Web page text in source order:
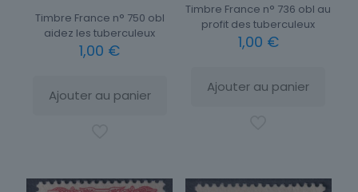
Timbre France n° 750 obl
aidez les tuberculeux
1,00 €
Ajouter au panier
Timbre France n° 736 obl au
profit des tuberculeux
1,00 €
Ajouter au panier